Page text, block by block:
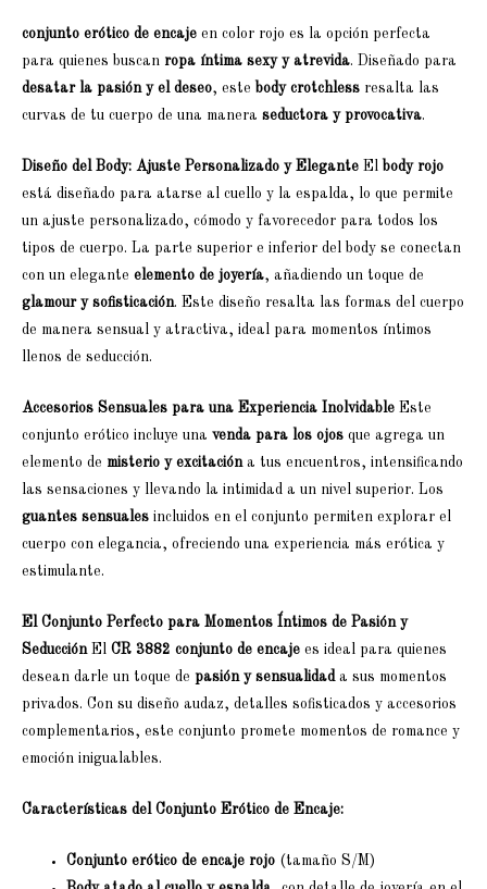
conjunto erótico de encaje en color rojo es la opción perfecta
para quienes buscan ropa íntima sexy y atrevida. Diseñado para
desatar la pasión y el deseo, este body crotchless resalta las
curvas de tu cuerpo de una manera seductora y provocativa.
Diseño del Body: Ajuste Personalizado y Elegante El body rojo
está diseñado para atarse al cuello y la espalda, lo que permite
un ajuste personalizado, cómodo y favorecedor para todos los
tipos de cuerpo. La parte superior e inferior del body se conectan
con un elegante elemento de joyería, añadiendo un toque de
glamour y sofisticación. Este diseño resalta las formas del cuerpo
de manera sensual y atractiva, ideal para momentos íntimos
llenos de seducción.
Accesorios Sensuales para una Experiencia Inolvidable Este
conjunto erótico incluye una venda para los ojos que agrega un
elemento de misterio y excitacióna tus encuentros, intensificando
las sensaciones y llevando la intimidad a un nivel superior. Los
guantes sensuales incluidos en el conjunto permiten explorar el
cuerpo con elegancia, ofreciendo una experiencia más erótica y
estimulante.
El Conjunto Perfecto para Momentos Íntimos de Pasión y
SeducciónEl CR 3882 conjunto de encaje es ideal para quienes
desean darle un toque de pasión y sensualidada sus momentos
privados. Con su diseño audaz, detalles sofisticados y accesorios
complementarios, este conjunto promete momentos de romance y
emoción inigualables.
Características del Conjunto Erótico de Encaje:
Conjunto erótico de encaje rojo (tamaño S/M)